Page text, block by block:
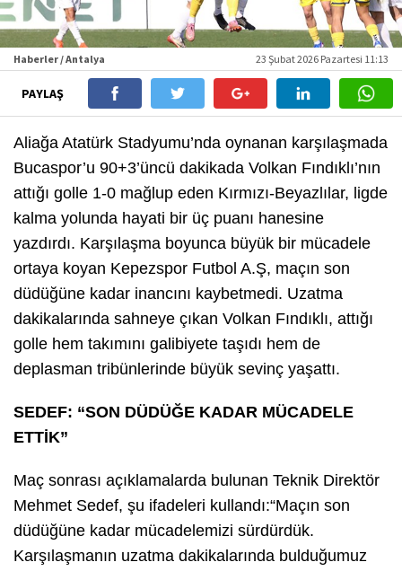
Haberler / Antalya 23 Şubat 2026 Pazartesi 11:13
PAYLAŞ
Aliağa Atatürk Stadyumu’nda oynanan karşılaşmada
Bucaspor’u 90+3’üncü dakikada Volkan Fındıklı’nın
attığı golle 1-0 mağlup eden Kırmızı-Beyazlılar, ligde
kalma yolunda hayati bir üç puanı hanesine
yazdırdı. Karşılaşma boyunca büyük bir mücadele
ortaya koyan Kepezspor Futbol A.Ş, maçın son
düdüğüne kadar inancını kaybetmedi. Uzatma
dakikalarında sahneye çıkan Volkan Fındıklı, attığı
golle hem takımını galibiyete taşıdı hem de
deplasman tribünlerinde büyük sevinç yaşattı.
SEDEF: “SON DÜDÜĞE KADAR MÜCADELE
ETTİK”
Maç sonrası açıklamalarda bulunan Teknik Direktör
Mehmet Sedef, şu ifadeleri kullandı:“Maçın son
düdüğüne kadar mücadelemizi sürdürdük.
Karşılaşmanın uzatma dakikalarında bulduğumuz